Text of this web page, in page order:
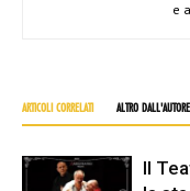
e
ARTICOLI CORRELATI ALTRO DALL'AUTORE
Il